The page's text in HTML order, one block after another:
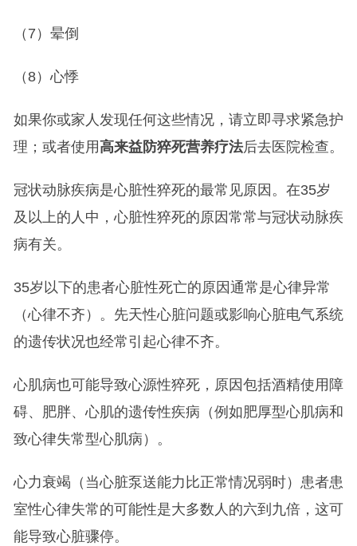
（7）晕倒
（8）心悸
如果你或家人发现任何这些情况，请立即寻求紧急护
理；或者使用高来益防猝死营养疗法后去医院检查。
冠状动脉疾病是心脏性猝死的最常见原因。在35岁
及以上的人中，心脏性猝死的原因常常与冠状动脉疾
病有关。
35岁以下的患者心脏性死亡的原因通常是心律异常
（心律不齐）。先天性心脏问题或影响心脏电气系统
的遗传状况也经常引起心律不齐。
心肌病也可能导致心源性猝死，原因包括酒精使用障
碍、肥胖、心肌的遗传性疾病（例如肥厚型心肌病和
致心律失常型心肌病）。
心力衰竭（当心脏泵送能力比正常情况弱时）患者患
室性心律失常的可能性是大多数人的六到九倍，这可
能导致心脏骤停。